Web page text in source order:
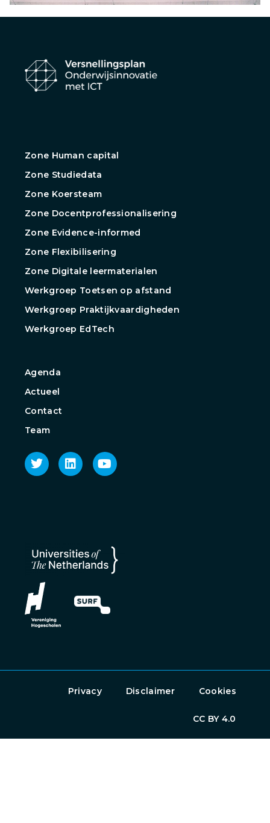
Zone Human capital
Zone Studiedata
Zone Koersteam
Zone Docentprofessionalisering
Zone Evidence-informed
Zone Flexibilisering
Zone Digitale leermaterialen
Werkgroep Toetsen op afstand
Werkgroep Praktijkvaardigheden
Werkgroep EdTech
Agenda
Actueel
Contact
Team
Privacy Disclaimer Cookies
CC BY 4.0